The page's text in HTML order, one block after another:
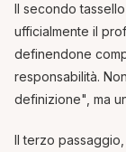
Il secondo
ufficialmente il
definendone
responsabilità.
definizione", ma
Il terzo